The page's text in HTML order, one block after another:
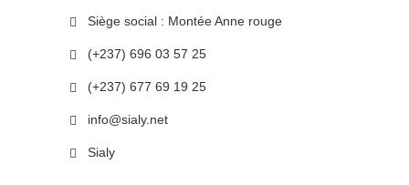
Siège social : Montée Anne rouge
(+237) 696 03 57 25
(+237) 677 69 19 25
info@sialy.net
Sialy